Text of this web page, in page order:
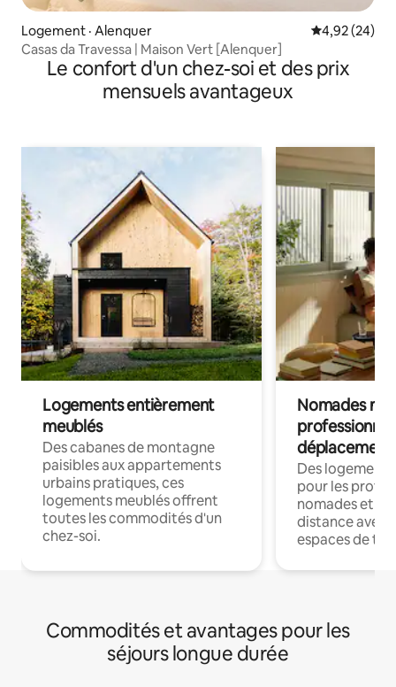
Logement · Alenquer Note
4,92 (24)
Casas da Travessa | Maison Vert [Alenquer]
Le confort d'un chez-soi et des prix
mensuels avantageux
Logements entièrement
meublés
Des cabanes de montagne
paisibles aux appartements
urbains pratiques, ces
logements meublés offrent
toutes les commodités d'un
chez-soi.
Nomades
déplacement
Des
pour les
nomades et
distance avec
espaces de
Commodités et avantages pour les
séjours longue durée